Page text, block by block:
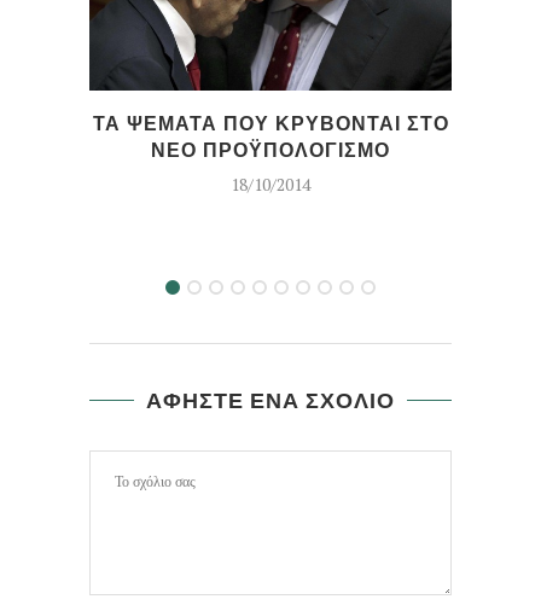
ΤΑ ΨΕΜΑΤΑ ΠΟΥ ΚΡΥΒΟΝΤΑΙ ΣΤΟ
ΝΕΟ ΠΡΟΫΠΟΛΟΓΙΣΜΟ
18/10/2014
ΑΦΗΣΤΕ ΕΝΑ ΣΧΟΛΙΟ